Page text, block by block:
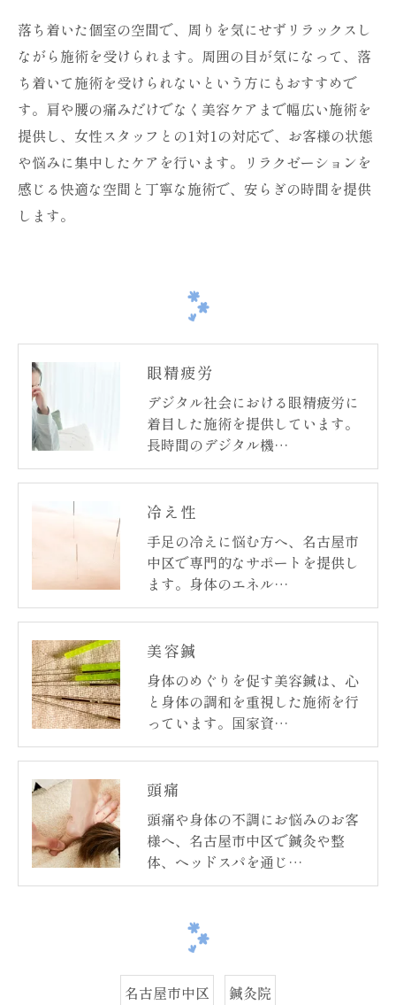
落ち着いた個室の空間で、周りを気にせずリラックスし
ながら施術を受けられます。周囲の目が気になって、落
ち着いて施術を受けられないという方にもおすすめで
す。肩や腰の痛みだけでなく美容ケアまで幅広い施術を
提供し、女性スタッフとの1対1の対応で、お客様の状態
や悩みに集中したケアを行います。リラクゼーションを
感じる快適な空間と丁寧な施術で、安らぎの時間を提供
します。
眼精疲労
デジタル社会における眼精疲労に
着目した施術を提供しています。
長時間のデジタル機…
冷え性
手足の冷えに悩む方へ、名古屋市
中区で専門的なサポートを提供し
ます。身体のエネル…
美容鍼
身体のめぐりを促す美容鍼は、心
と身体の調和を重視した施術を行
っています。国家資…
頭痛
頭痛や身体の不調にお悩みのお客
様へ、名古屋市中区で鍼灸や整
体、ヘッドスパを通じ…
名古屋市中区 鍼灸院